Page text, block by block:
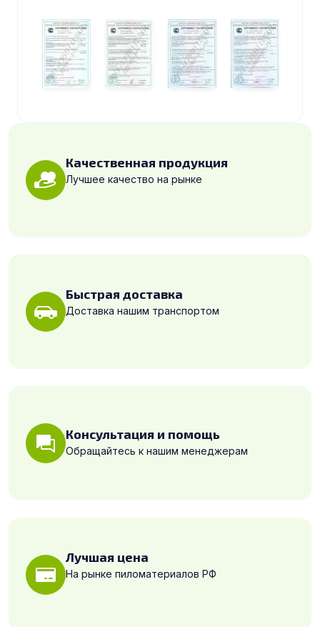
Качественная продукция
Лучшее качество на рынке
Быстрая доставка
Доставка нашим транспортом
Консультация и помощь
Обращайтесь к нашим менеджерам
Лучшая цена
На рынке пиломатериалов РФ